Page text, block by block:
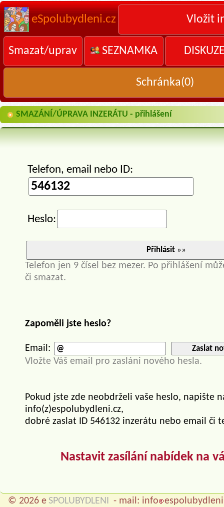
eSpolubydleni.cz Vložit
Smazat/uprav SEZNAMKA
Schránka(0)
SMAZÁNÍ/ÚPRAVA INZERÁTU - přihlášení
Telefon, email nebo ID:
Heslo:
Přihlásit»»
Telefon jen 9 čísel bez mezer. Po přihlášení
či smazat.
Zapoměli jste heslo?
Email: Zaslat
Vložte Váš email pro zasláni nového hesla.
Pokud jste zde neobdrželi vaše heslo, napište
info(z)espolubydleni.cz,
dobré zaslat ID 546132 inzerátu nebo email či
Nastavit zasílání nabídek na
© 2026 e SPOLUBYDLENI - mail: info